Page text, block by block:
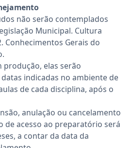
não serão contemplados
Municipal. Cultura
Conhecimentos Gerais do
produção, elas serão
indicadas no ambiente de
de cada disciplina, após o
anulação ou cancelamento
de acesso ao preparatório será
a contar da data da